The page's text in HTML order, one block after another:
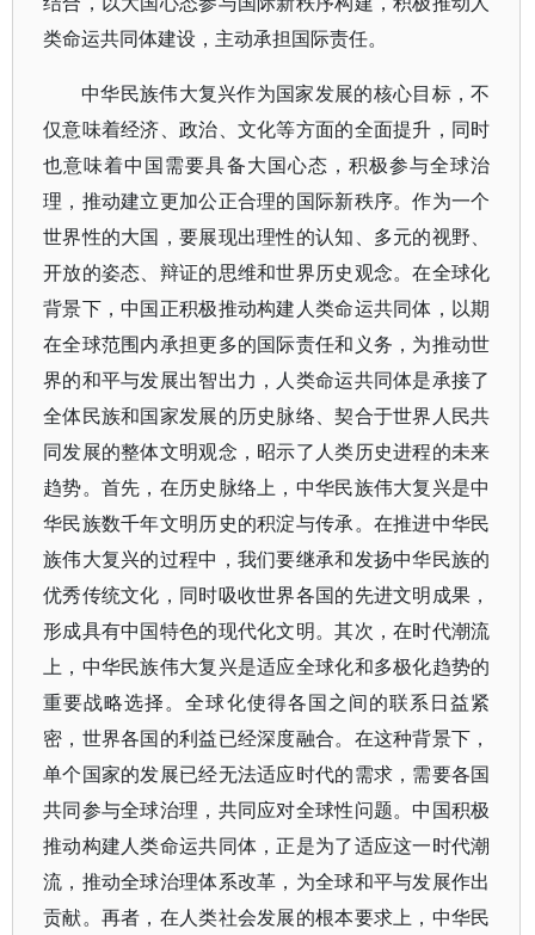
类命运共同体建设，主动承担国际责任。
中华民族伟大复兴作为国家发展的核心目标，不
仅意味着经济、政治、文化等方面的全面提升，同时
也意味着中国需要具备大国心态，积极参与全球治
理，推动建立更加公正合理的国际新秩序。作为一个
世界性的大国，要展现出理性的认知、多元的视野、
开放的姿态、辩证的思维和世界历史观念。在全球化
背景下，中国正积极推动构建人类命运共同体，以期
在全球范围内承担更多的国际责任和义务，为推动世
界的和平与发展出智出力，人类命运共同体是承接了
全体民族和国家发展的历史脉络、契合于世界人民共
同发展的整体文明观念，昭示了人类历史进程的未来
趋势。首先，在历史脉络上，中华民族伟大复兴是中
华民族数千年文明历史的积淀与传承。在推进中华民
族伟大复兴的过程中，我们要继承和发扬中华民族的
优秀传统文化，同时吸收世界各国的先进文明成果，
形成具有中国特色的现代化文明。其次，在时代潮流
上，中华民族伟大复兴是适应全球化和多极化趋势的
重要战略选择。全球化使得各国之间的联系日益紧
密，世界各国的利益已经深度融合。在这种背景下，
单个国家的发展已经无法适应时代的需求，需要各国
共同参与全球治理，共同应对全球性问题。中国积极
推动构建人类命运共同体，正是为了适应这一时代潮
流，推动全球治理体系改革，为全球和平与发展作出
贡献。再者，在人类社会发展的根本要求上，中华民